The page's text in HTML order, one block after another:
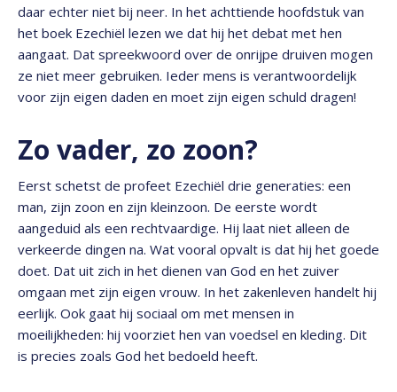
daar echter niet bij neer. In het achttiende hoofdstuk van
het boek Ezechiël lezen we dat hij het debat met hen
aangaat. Dat spreekwoord over de onrijpe druiven mogen
ze niet meer gebruiken. Ieder mens is verantwoordelijk
voor zijn eigen daden en moet zijn eigen schuld dragen!
Zo vader, zo zoon?
Eerst schetst de profeet Ezechiël drie generaties: een
man, zijn zoon en zijn kleinzoon. De eerste wordt
aangeduid als een rechtvaardige. Hij laat niet alleen de
verkeerde dingen na. Wat vooral opvalt is dat hij het goede
doet. Dat uit zich in het dienen van God en het zuiver
omgaan met zijn eigen vrouw. In het zakenleven handelt hij
eerlijk. Ook gaat hij sociaal om met mensen in
moeilijkheden: hij voorziet hen van voedsel en kleding. Dit
is precies zoals God het bedoeld heeft.